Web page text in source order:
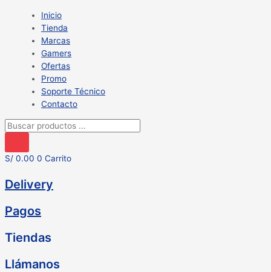
Inicio
Tienda
Marcas
Gamers
Ofertas
Promo
Soporte Técnico
Contacto
Búsqueda
productos
S/ 0.00 0 Carrito
Delivery
Pagos
Tiendas
Llámanos